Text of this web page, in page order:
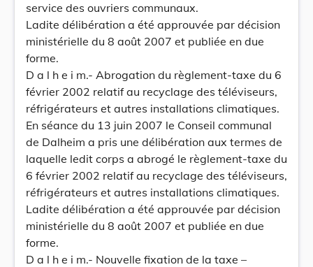
service des ouvriers communaux.
Ladite délibération a été approuvée par décision
ministérielle du 8 août 2007 et publiée en due
forme.
D a l h e i m.- Abrogation du règlement-taxe du 6
février 2002 relatif au recyclage des téléviseurs,
réfrigérateurs et autres installations climatiques.
En séance du 13 juin 2007 le Conseil communal
de Dalheim a pris une délibération aux termes de
laquelle ledit corps a abrogé le règlement-taxe du
6 février 2002 relatif au recyclage des téléviseurs,
réfrigérateurs et autres installations climatiques.
Ladite délibération a été approuvée par décision
ministérielle du 8 août 2007 et publiée en due
forme.
D a l h e i m.- Nouvelle fixation de la taxe –